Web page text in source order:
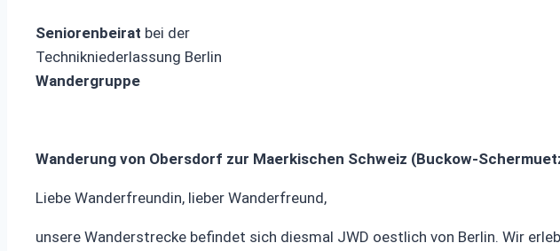
Seniorenbeirat bei der
Technikniederlassung Berlin
Wandergruppe
Wanderung von Obersdorf zur Maerkischen Schweiz (Buckow-
Liebe Wanderfreundin, lieber Wanderfreund,
unsere Wanderstrecke befindet sich diesmal JWD oestlich von Berlin. Wir